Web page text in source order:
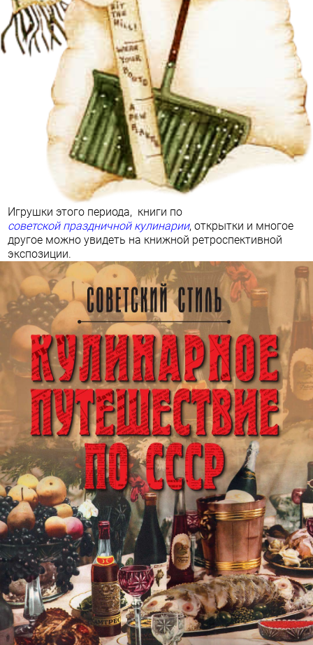
Игрушки этого периода, книги по
советской праздничной кулинарии, открытки и многое
другое можно увидеть на книжной ретроспективной
экспозиции.